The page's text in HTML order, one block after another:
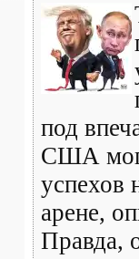
под
США
успехов
арене,
Правда,